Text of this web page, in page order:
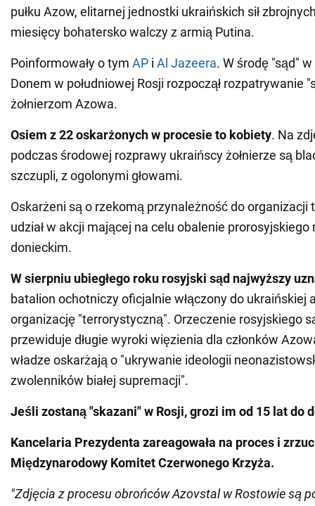
pułku Azow, elitarnej jednostki ukraińskich sił
miesięcy bohatersko walczy z armią Putina.
Poinformowały o tym АР i Al Jazeera. W środę "sąd"
Donem w południowej Rosji rozpoczął rozpatrywanie
żołnierzom Azowa.
Osiem z 22 oskarżonych w procesie to kobiety. Na
podczas środowej rozprawy ukraińscy żołnierze są
szczupli, z ogolonymi głowami.
Oskarżeni są o rzekomą przynależność do organizacji
udział w akcji mającej na celu obalenie
donieckim.
W sierpniu ubiegłego roku rosyjski sąd najwyższy
batalion ochotniczy oficjalnie włączony do ukraińskiej
organizację "terrorystyczną". Orzeczenie rosyjskiego
przewiduje długie wyroki więzienia dla członków
władze oskarżają o "ukrywanie ideologii
zwolenników białej supremacji".
Jeśli zostaną "skazani" w Rosji, grozi im od 15 lat do
Kancelaria Prezydenta zareagowała na proces i
Międzynarodowy Komitet Czerwonego Krzyża.
"Zdjęcia z procesu obrońców Azovstal w Rostowie są